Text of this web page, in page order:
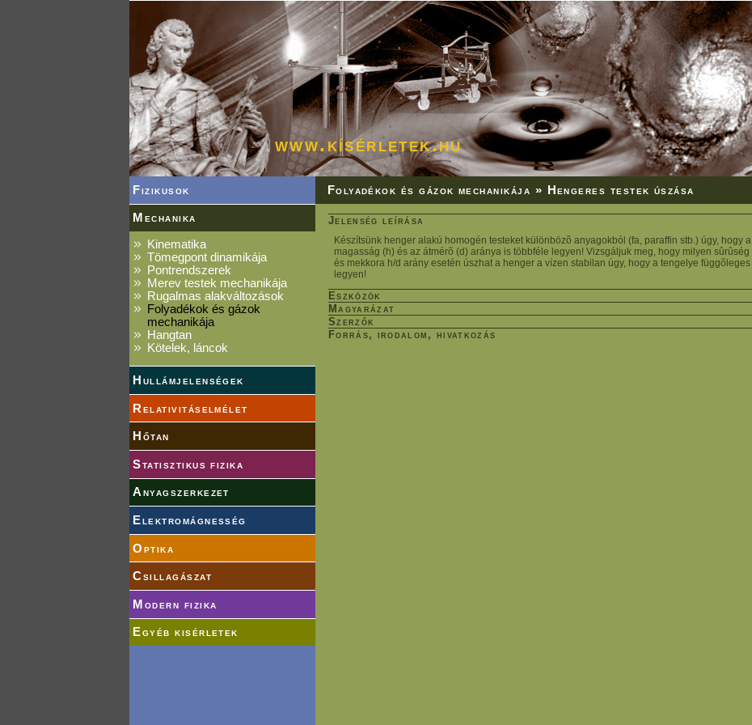
www.kísérletek.hu
Fizikusok
Mechanika
Kinematika
Tömegpont dinamikája
Pontrendszerek
Merev testek mechanikája
Rugalmas alakváltozások
Folyadékok és gázok
mechanikája
Hangtan
Kötelek, láncok
Hullámjelenségek
Relativitáselmélet
Hőtan
Statisztikus fizika
Anyagszerkezet
Elektromágnesség
Optika
Csillagászat
Modern fizika
Egyéb kisérletek
Folyadékok és gázok mechanikája » Hengeres testek úszása
Jelenség leírása
Készítsünk henger alakú homogén testeket különbözõ anyagokból (fa, paraffin stb.) úgy, hogy a
magasság (h) és az átmérõ (d) aránya is többféle legyen! Vizsgáljuk meg, hogy milyen sûrûség
és mekkora h/d arány esetén úszhat a henger a vízen stabilan úgy, hogy a tengelye függõleges
legyen!
Eszközök
Magyarázat
Szerzők
Forrás, irodalom, hivatkozás